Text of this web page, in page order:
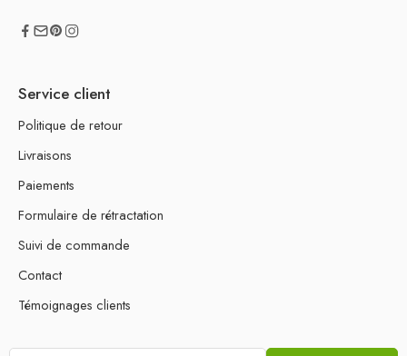
Service client
Politique de retour
Livraisons
Paiements
Formulaire de rétractation
Suivi de commande
Contact
Témoignages clients